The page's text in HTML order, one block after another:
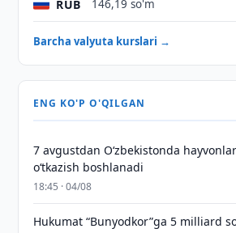
RUB 146,19 so'm
Barcha valyuta kurslari →
ENG KO'P O'QILGAN
7 avgustdan O‘zbekistonda
o‘tkazish boshlanadi
18:45 · 04/08
Hukumat “Bunyodkor”ga 5 milliard